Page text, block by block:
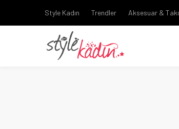
Style Kadın Trendler Aksesuar & Takı